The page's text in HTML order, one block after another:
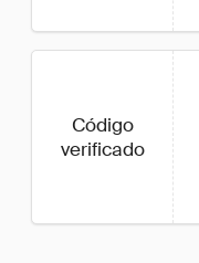
Código
verificado